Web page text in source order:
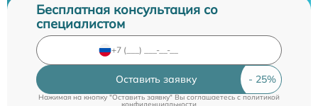
Бесплатная консультация со
специалистом
Оставить заявку
Нажимая на кнопку "Оставить заявку" Вы соглашаетесь cполитикой
конфиденциальности